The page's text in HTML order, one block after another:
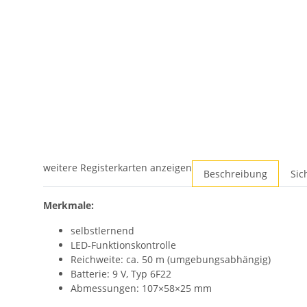
weitere Registerkarten anzeigen Beschreibung
Merkmale:
selbstlernend
LED-Funktionskontrolle
Reichweite: ca. 50 m (umgebungsabhängig)
Batterie: 9 V, Typ 6F22
Abmessungen: 107×58×25 mm